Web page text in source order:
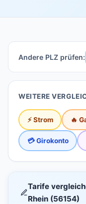
Andere PLZ prüfen:
WEITERE
⚡ Strom 🔥
💳 Girokonto
Tarife
Rhein (56154)